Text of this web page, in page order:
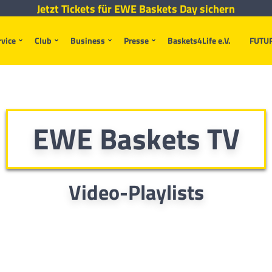
Club Business Presse Baskets4Life e.V.
Jetzt Tickets für EWE Baskets Day sichern
EWE Baskets TV
Video-Playlists